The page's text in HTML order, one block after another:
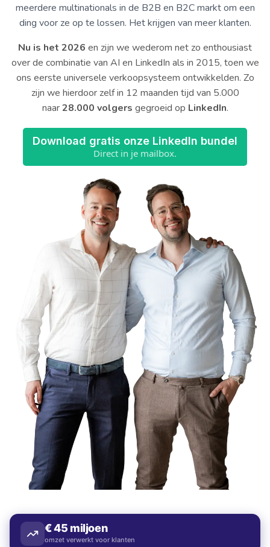
meerdere multinationals in de B2B en B2C markt om een
ding voor ze op te lossen. Het krijgen van meer klanten.
Nu is het 2026 en zijn we wederom net zo enthousiast
over de combinatie van AI en LinkedIn als in 2015, toen we
ons eerste universele verkoopsysteem ontwikkelden. Zo
zijn we hierdoor zelf in 12 maanden tijd van 5.000
naar28.000 volgers gegroeid op LinkedIn.
Download gratis onze LinkedIn bundel
Direct in je mailbox.
€45 miljoen
omzet verwerkt voor klanten